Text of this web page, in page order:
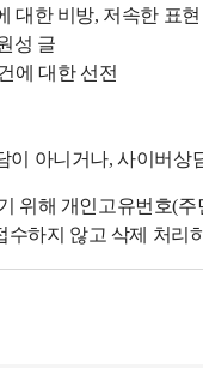
대한 비방, 저속한 표현
성 글
에 대한 선전
이 아니거나, 사이버상
위해 개인고유번호(
수하지 않고 삭제 처